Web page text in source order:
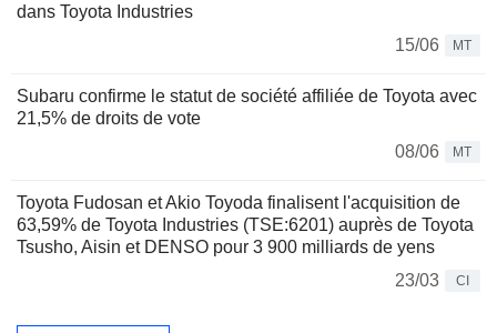
dans Toyota Industries
15/06
MT
Subaru confirme le statut de société affiliée de Toyota avec
21,5% de droits de vote
08/06
MT
Toyota Fudosan et Akio Toyoda finalisent l'acquisition de
63,59% de Toyota Industries (TSE:6201) auprès de Toyota
Tsusho, Aisin et DENSO pour 3 900 milliards de yens
23/03
CI